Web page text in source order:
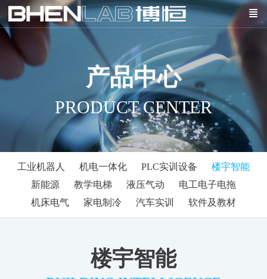
产品中心
PRODUCT CENTER
工业机器人 机电一体化 PLC实训设备
楼宇智能
新能源
教学电梯 液压气动
电工电子电拖
机床电气
家电制冷 汽车实训 软件及教材
楼宇智能